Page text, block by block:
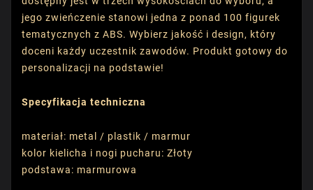
jego zwieńczenie stanowi jedna z ponad 100 figurek
tematycznych z ABS. Wybierz jakość i design, który
doceni każdy uczestnik zawodów. Produkt gotowy do
personalizacji na podstawie!
Specyfikacja techniczna
materiał: metal / plastik / marmur
kolor kielicha i nogi pucharu: Złoty
podstawa: marmurowa